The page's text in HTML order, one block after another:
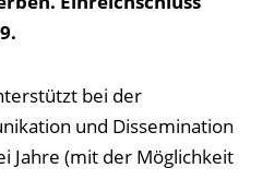
r
z
bei der
und Dissemination
Jahre (mit der Möglichkeit